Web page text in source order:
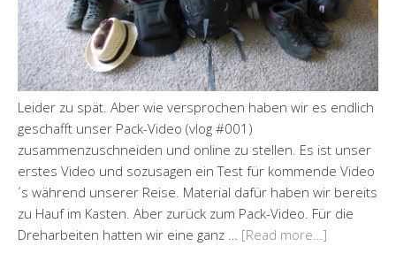
Leider zu spät. Aber wie versprochen haben wir es endlich
geschafft unser Pack-Video (vlog #001)
zusammenzuschneiden und online zu stellen. Es ist unser
erstes Video und sozusagen ein Test für kommende Video
´s während unserer Reise. Material dafür haben wir bereits
zu Hauf im Kasten. Aber zurück zum Pack-Video. Für die
Dreharbeiten hatten wir eine ganz … [Read more…]